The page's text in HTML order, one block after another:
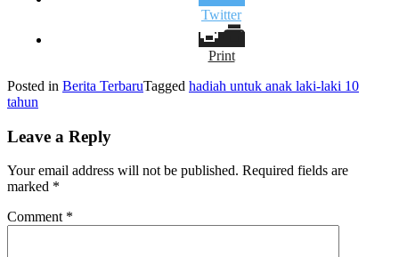
Twitter
Print
Posted in Berita TerbaruTagged hadiah untuk anak laki-laki 10
tahun
Leave a Reply
Your email address will not be published. Required fields are
marked *
Comment *